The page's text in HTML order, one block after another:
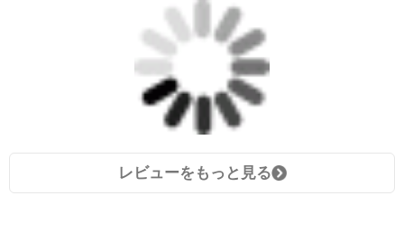
レビューをもっと見る